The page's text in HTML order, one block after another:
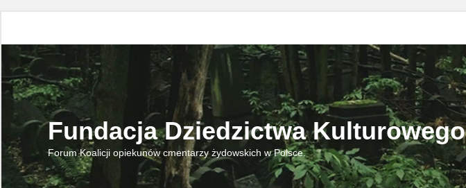
Fundacja Dziedzictwa Kulturowego
Forum Koalicji opiekunów cmentarzy żydowskich w Polsce.